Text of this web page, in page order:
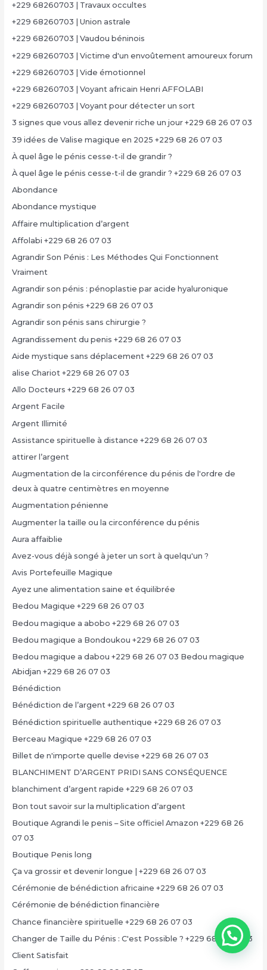
+229 68260703 | Travaux occultes
+229 68260703 | Union astrale
+229 68260703 | Vaudou béninois
+229 68260703 | Victime d'un envoûtement amoureux forum
+229 68260703 | Vide émotionnel
+229 68260703 | Voyant africain Henri AFFOLABI
+229 68260703 | Voyant pour détecter un sort
3 signes que vous allez devenir riche un jour +229 68 26 07 03
39 idées de Valise magique en 2025 +229 68 26 07 03
À quel âge le pénis cesse-t-il de grandir ?
À quel âge le pénis cesse-t-il de grandir ? +229 68 26 07 03
Abondance
Abondance mystique
Affaire multiplication d’argent
Affolabi +229 68 26 07 03
Agrandir Son Pénis : Les Méthodes Qui Fonctionnent
Vraiment
Agrandir son pénis : pénoplastie par acide hyaluronique
Agrandir son pénis +229 68 26 07 03
Agrandir son pénis sans chirurgie ?
Agrandissement du penis +229 68 26 07 03
Aide mystique sans déplacement +229 68 26 07 03
alise Chariot +229 68 26 07 03
Allo Docteurs +229 68 26 07 03
Argent Facile
Argent Illimité
Assistance spirituelle à distance +229 68 26 07 03
attirer l’argent
Augmentation de la circonférence du pénis de l'ordre de
deux à quatre centimètres en moyenne
Augmentation pénienne
Augmenter la taille ou la circonférence du pénis
Aura affaiblie
Avez-vous déjà songé à jeter un sort à quelqu'un ?
Avis Portefeuille Magique
Ayez une alimentation saine et équilibrée
Bedou Magique +229 68 26 07 03
Bedou magique a abobo +229 68 26 07 03
Bedou magique a Bondoukou +229 68 26 07 03
Bedou magique a dabou +229 68 26 07 03 Bedou magique
Abidjan +229 68 26 07 03
Bénédiction
Bénédiction de l’argent +229 68 26 07 03
Bénédiction spirituelle authentique +229 68 26 07 03
Berceau Magique +229 68 26 07 03
Billet de n'importe quelle devise +229 68 26 07 03
BLANCHIMENT D’ARGENT PRIDI SANS CONSÉQUENCE
blanchiment d’argent rapide +229 68 26 07 03
Bon tout savoir sur la multiplication d’argent
Boutique Agrandi le penis – Site officiel Amazon +229 68 26
07 03
Boutique Penis long
Ça va grossir et devenir longue | +229 68 26 07 03
Cérémonie de bénédiction africaine +229 68 26 07 03
Cérémonie de bénédiction financière
Chance financière spirituelle +229 68 26 07 03
Changer de Taille du Pénis : C'est Possible ? +229 68 26 07 03
Client Satisfait